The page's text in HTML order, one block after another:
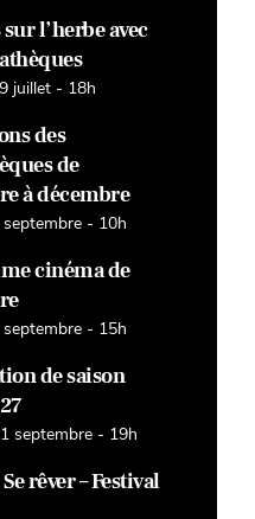
20h
l’herbe avec
juillet - 18h
des
de
à décembre
- 10h
cinéma de
- 15h
de saison
septembre - 19h
rêver – Festival